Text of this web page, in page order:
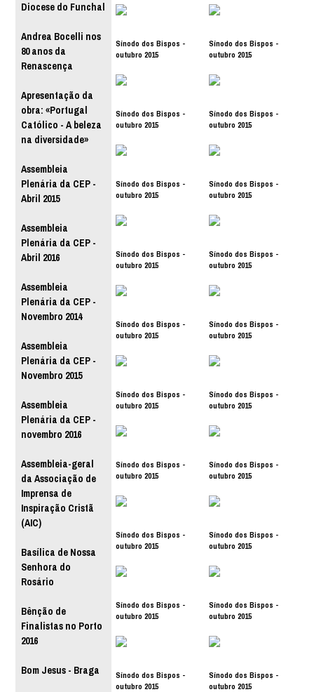
Diocese do Funchal
Andrea Bocelli nos
80 anos da
Renascença
Apresentação da
obra: «Portugal
Católico - A beleza
na diversidade»
Assembleia
Plenária da CEP -
Abril 2015
Assembleia
Plenária da CEP -
Abril 2016
Assembleia
Plenária da CEP -
Novembro 2014
Assembleia
Plenária da CEP -
Novembro 2015
Assembleia
Plenária da CEP -
novembro 2016
Assembleia-geral
da Associação de
Imprensa de
Inspiração Cristã
(AIC)
Basílica de Nossa
Senhora do
Rosário
Bênção de
Finalistas no Porto
2016
Bom Jesus - Braga
Sínodo dos Bispos -
outubro 2015
Sínodo dos Bispos -
outubro 2015
Sínodo dos Bispos -
outubro 2015
Sínodo dos Bispos -
outubro 2015
Sínodo dos Bispos -
outubro 2015
Sínodo dos Bispos -
outubro 2015
Sínodo dos Bispos -
outubro 2015
Sínodo dos Bispos -
outubro 2015
Sínodo dos Bispos -
outubro 2015
Sínodo dos Bispos -
outubro 2015
Sínodo dos Bispos -
outubro 2015
Sínodo dos Bispos -
outubro 2015
Sínodo dos Bispos -
outubro 2015
Sínodo dos Bispos -
outubro 2015
Sínodo dos Bispos -
outubro 2015
Sínodo dos Bispos -
outubro 2015
Sínodo dos Bispos -
outubro 2015
Sínodo dos Bispos -
outubro 2015
Sínodo dos Bispos -
outubro 2015
Sínodo dos Bispos -
outubro 2015